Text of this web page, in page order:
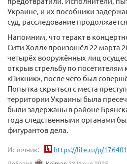
Украине, и их пособники
суд, расследование
Напомним, что теракт в
Сити Холл» произошёл 22 марта
четырёх вооружённых лиц
открыв стрельбу по посетителям
«Пикник», после чего был
Попытка скрыться с места
территории Украины была
были задержаны в районе
года следственными органами
фигурантов дела.
Источник: https://life.ru/p/